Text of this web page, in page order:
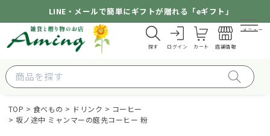
LINE・メールで簡単にギフトが贈れる「eギフト」
探す ログイン カート 店舗情報
メニュー
TOP 食べもの ドリンク
コーヒー
坂ノ途中 ミャンマーの庭先コーヒー 粉